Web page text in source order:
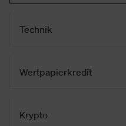
Technik
Wertpapierkredit
Krypto